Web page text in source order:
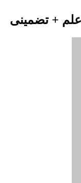
علم + تضمینی